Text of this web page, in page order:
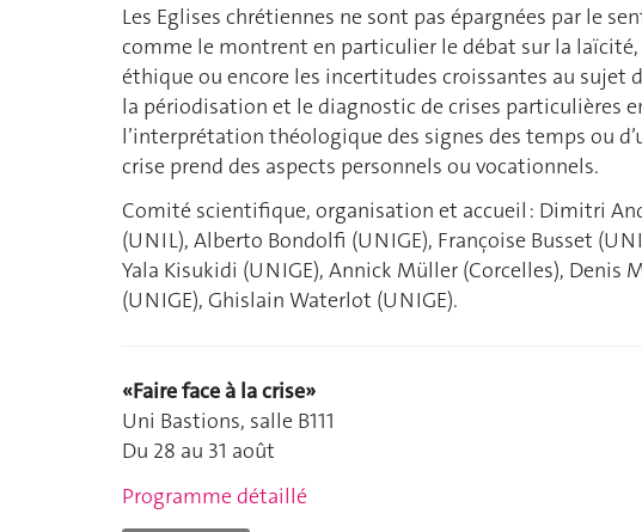
Les Eglises chrétiennes ne sont pas épargnées par le
comme le montrent en particulier le débat sur la
éthique ou encore les incertitudes croissantes au sujet
la périodisation et le diagnostic de crises particulières
l’interprétation théologique des signes des temps ou
crise prend des aspects personnels ou vocationnels.
Comité scientifique, organisation et accueil : Dimitri
(UNIL), Alberto Bondolfi (UNIGE), Françoise Busset
Yala Kisukidi (UNIGE), Annick Müller (Corcelles), Denis
(UNIGE), Ghislain Waterlot (UNIGE).
«Faire face à la crise»
Uni Bastions, salle B111
Du 28 au 31 août
Programme détaillé